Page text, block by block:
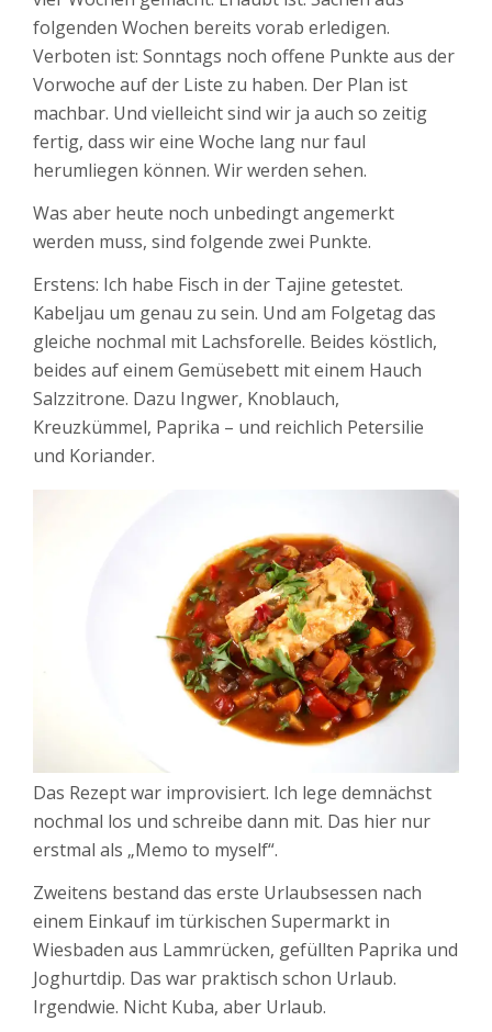
folgenden Wochen bereits vorab erledigen.
Verboten ist: Sonntags noch offene Punkte aus der
Vorwoche auf der Liste zu haben. Der Plan ist
machbar. Und vielleicht sind wir ja auch so zeitig
fertig, dass wir eine Woche lang nur faul
herumliegen können. Wir werden sehen.
Was aber heute noch unbedingt angemerkt
werden muss, sind folgende zwei Punkte.
Erstens: Ich habe Fisch in der Tajine getestet.
Kabeljau um genau zu sein. Und am Folgetag das
gleiche nochmal mit Lachsforelle. Beides köstlich,
beides auf einem Gemüsebett mit einem Hauch
Salzzitrone. Dazu Ingwer, Knoblauch,
Kreuzkümmel, Paprika – und reichlich Petersilie
und Koriander.
Das Rezept war improvisiert. Ich lege demnächst
nochmal los und schreibe dann mit. Das hier nur
erstmal als „Memo to myself“.
Zweitens bestand das erste Urlaubsessen nach
einem Einkauf im türkischen Supermarkt in
Wiesbaden aus Lammrücken, gefüllten Paprika und
Joghurtdip. Das war praktisch schon Urlaub.
Irgendwie. Nicht Kuba, aber Urlaub.